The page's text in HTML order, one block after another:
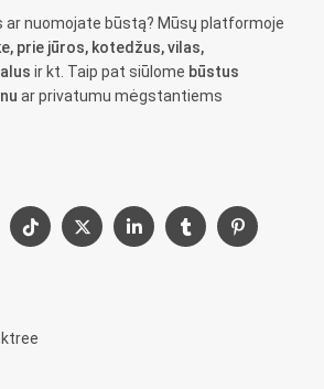
ar nuomojate būstą? Mūsų platformoje
prie jūros, kotedžus, vilas,
ir kt. Taip pat siūlome būstus
ar privatumu mėgstantiems